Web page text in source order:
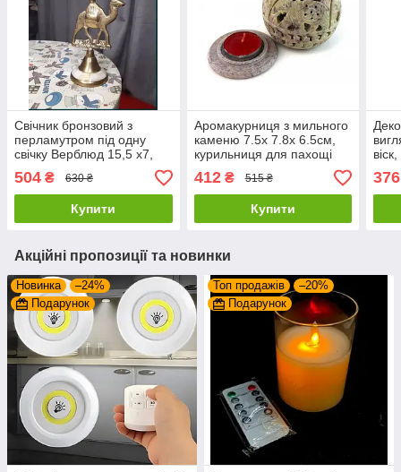
Свічник бронзовий з
перламутром під одну
свічку Верблюд 15,5 х7,
504 ₴ 630 ₴
Купити
Аромакурниця з мильного
каменю 7.5х 7.8х 6.5см,
курильниця для пахощі
412₴ 515 ₴
Купити
376
Акційні пропозиції та новинки
Новинка
–24%
Подарунок
Топ продажів
–20%
Подарунок